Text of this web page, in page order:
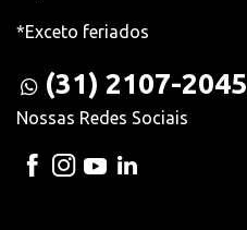
*Exceto feriados
(31) 2107-2045
Nossas Redes Sociais